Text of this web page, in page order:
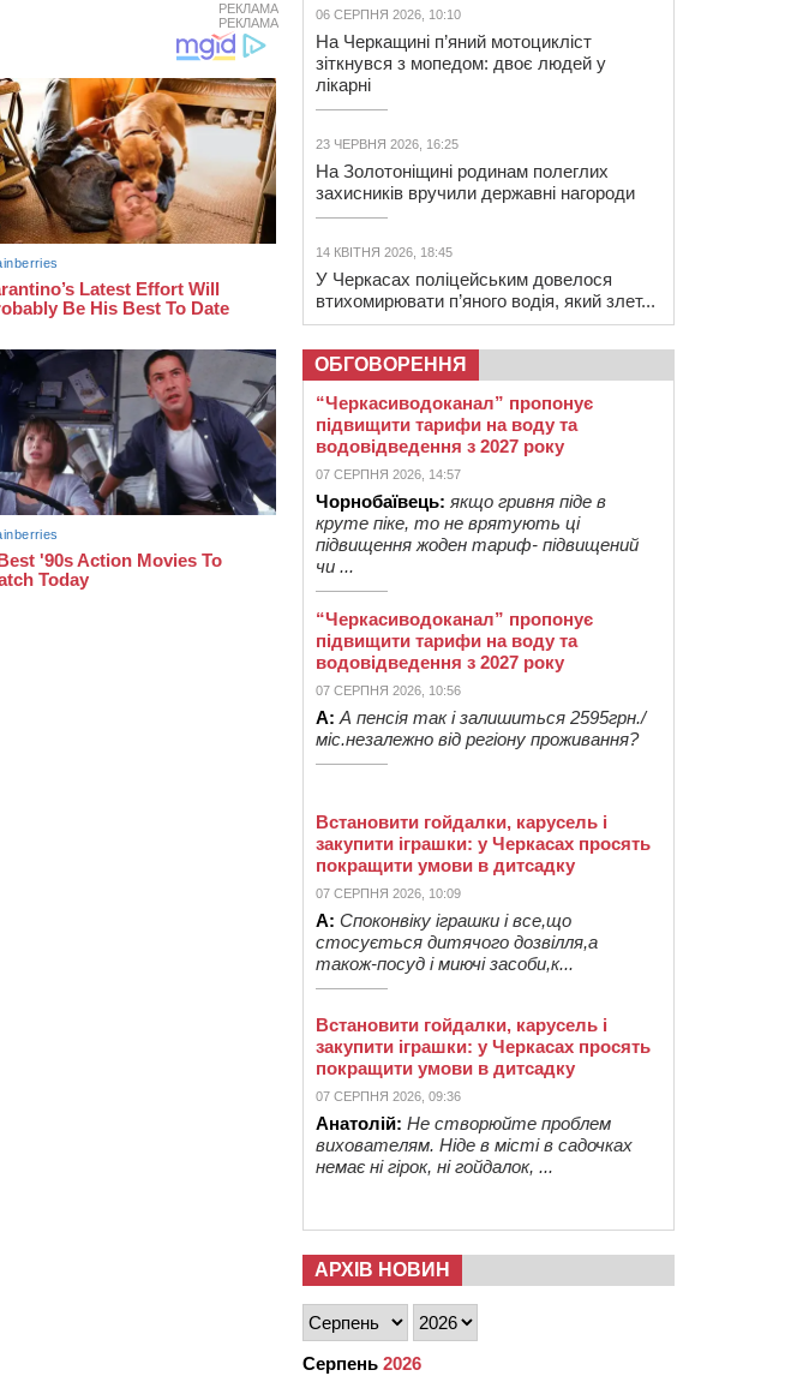
РЕКЛАМА
РЕКЛАМА
06 СЕРПНЯ 2026, 10:10
На Черкащині п’яний мотоцикліст
зіткнувся з мопедом: двоє людей у
лікарні
23 ЧЕРВНЯ 2026, 16:25
На Золотоніщині родинам полеглих
захисників вручили державні нагороди
14 КВІТНЯ 2026, 18:45
У Черкасах поліцейським довелося
втихомирювати п’яного водія, який злет...
ОБГОВОРЕННЯ
“Черкасиводоканал” пропонує
підвищити тарифи на воду та
водовідведення з 2027 року
07 СЕРПНЯ 2026, 14:57
Чорнобаївець: якщо гривня піде в
круте піке, то не врятують ці
підвищення жоден тариф- підвищений
чи ...
“Черкасиводоканал” пропонує
підвищити тарифи на воду та
водовідведення з 2027 року
07 СЕРПНЯ 2026, 10:56
А: А пенсія так і залишиться 2595грн./
міс.незалежно від регіону проживання?
Встановити гойдалки, карусель і
закупити іграшки: у Черкасах просять
покращити умови в дитсадку
07 СЕРПНЯ 2026, 10:09
А: Споконвіку іграшки і все,що
стосується дитячого дозвілля,а
також-посуд і миючі засоби,к...
Встановити гойдалки, карусель і
закупити іграшки: у Черкасах просять
покращити умови в дитсадку
07 СЕРПНЯ 2026, 09:36
Анатолій: Не створюйте проблем
вихователям. Ніде в місті в садочках
немає ні гірок, ні гойдалок, ...
АРХІВ НОВИН
Серпень 2026